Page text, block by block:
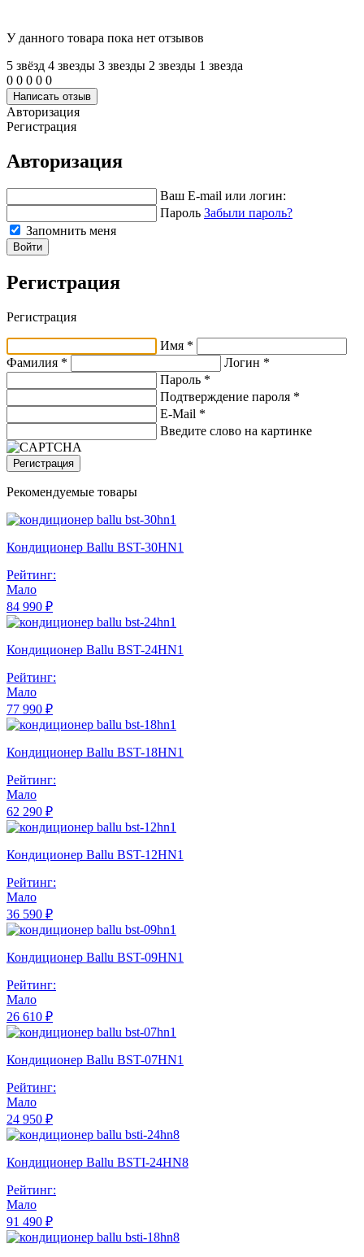
У данного товара пока нет отзывов
5 звёзд 4 звeзды 3 звeзды 2 звeзды 1 звeзда
0 0 0 0 0
Написать отзыв
Авторизация
Регистрация
Авторизация
Ваш E-mail или логин:
Пароль Забыли пароль?
Запомнить меня
Войти
Регистрация
Регистрация
Имя *
Фамилия *
Логин *
Пароль *
Подтверждение пароля *
E-Mail *
Введите слово на картинке
Регистрация
Рекомендуемые товары
Кондиционер Ballu BST-30HN1
Рейтинг:
Мало
84 990 ₽
Кондиционер Ballu BST-24HN1
Рейтинг:
Мало
77 990 ₽
Кондиционер Ballu BST-18HN1
Рейтинг:
Мало
62 290 ₽
Кондиционер Ballu BST-12HN1
Рейтинг:
Мало
36 590 ₽
Кондиционер Ballu BST-09HN1
Рейтинг:
Мало
26 610 ₽
Кондиционер Ballu BST-07HN1
Рейтинг:
Мало
24 950 ₽
Кондиционер Ballu BSTI-24HN8
Рейтинг:
Мало
91 490 ₽